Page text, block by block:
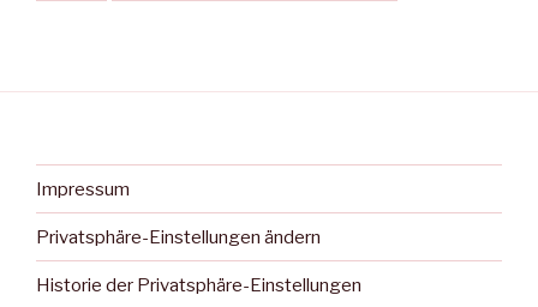
Impressum
Privatsphäre-Einstellungen ändern
Historie der Privatsphäre-Einstellungen